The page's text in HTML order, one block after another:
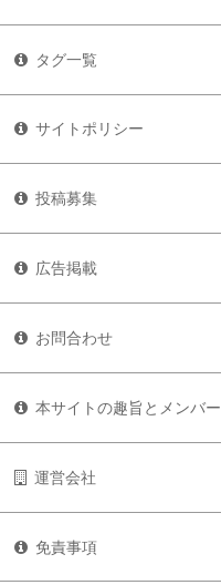
タグ一覧
サイトポリシー
投稿募集
広告掲載
お問合わせ
本サイトの趣旨とメンバー
運営会社
免責事項